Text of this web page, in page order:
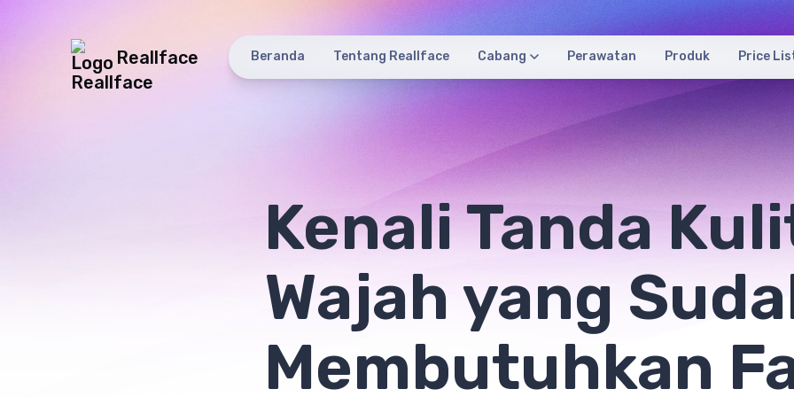
Reallface Beranda Tentang Reallface Cabang Perawatan Produk Price
Kenali Tanda
Wajah yang
Membutuhkan